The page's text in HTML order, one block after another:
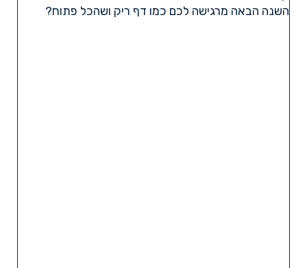
השנה הבאה מרגישה לכם כמו דף ריק ושהכל פתוח?